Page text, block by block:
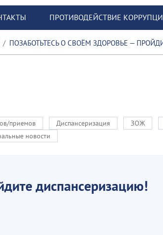
ПРОТИВОДЕЙСТВИЕ
ПОЗАБОТЬТЕСЬ О СВОЁМ ЗДОРОВЬЕ —
приемов Диспансеризация ЗОЖ
новости
диспансеризацию!